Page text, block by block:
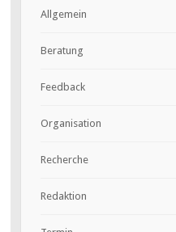
Allgemein
Beratung
Feedback
Organisation
Recherche
Redaktion